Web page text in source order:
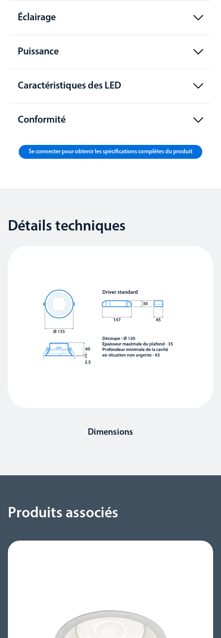
Éclairage
Puissance
Caractéristiques des LED
Conformité
Se connecter pour obtenir les spécifications complètes du produit
Détails techniques
Dimensions
Produits associés